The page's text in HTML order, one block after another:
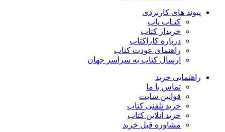
پیوند های کاربردی
کتـاب یاب
خریدار کتاب
درباره کاراکتاب
راهنمای عودت کتاب
ارسال کتاب به سراسر جهان
راهنمایی خرید
تماس با ما
قوانین سایت
خرید تلفنی کتاب
خرید آنلاین کتاب
مشاوره قبل خرید